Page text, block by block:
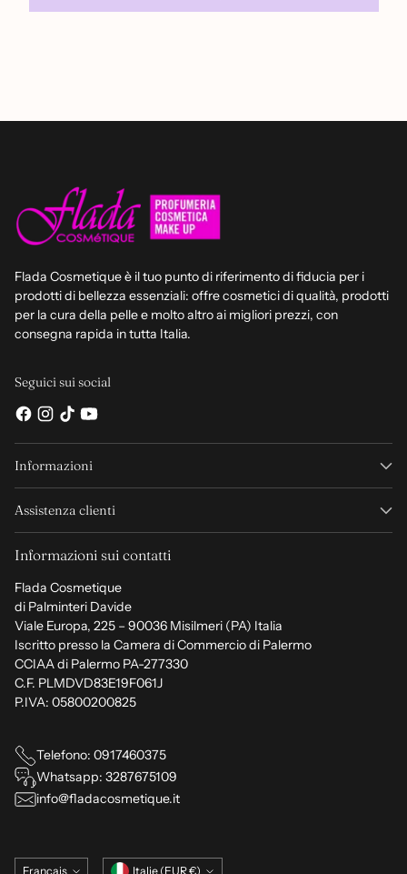
Flada Cosmetique è il tuo punto di riferimento di fiducia per i
prodotti di bellezza essenziali: offre cosmetici di qualità, prodotti
per la cura della pelle e molto altro ai migliori prezzi, con
consegna rapida in tutta Italia.
Seguici sui social
Informazioni
Assistenza clienti
Informazioni sui contatti
Flada Cosmetique
di Palminteri Davide
Viale Europa, 225 – 90036 Misilmeri (PA) Italia
Iscritto presso la Camera di Commercio di Palermo
CCIAA di Palermo PA-277330
C.F. PLMDVD83E19F061J
P.IVA: 05800200825
Telefono: 0917460375
Whatsapp: 3287675109
info@fladacosmetique.it
Langue
Français Monnaie Italie (EUR €)